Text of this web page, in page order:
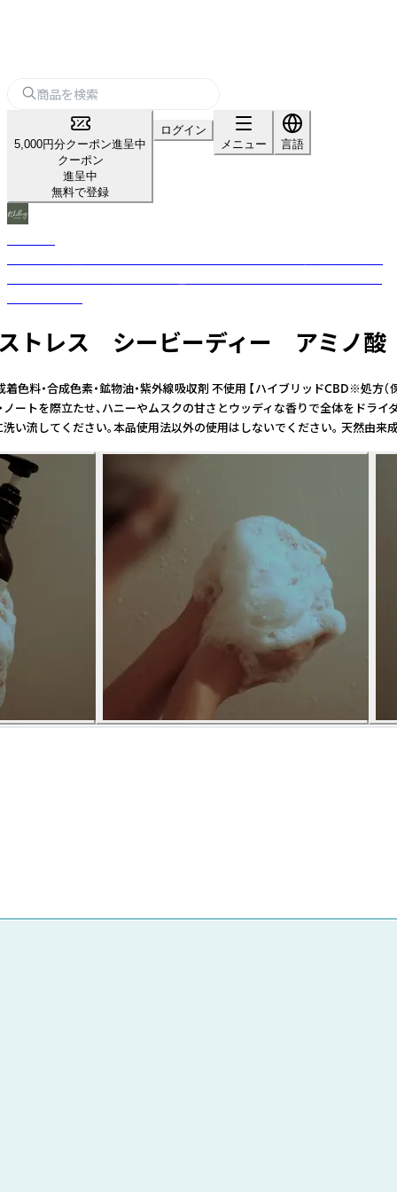
5,000円分クーポン進呈中
クーポン
進呈中
無料で登録
ログイン
メニュー
言語
トレス シービーディー アミノ
合成色素・鉱物油・紫外線吸収剤 不使用 【ハイブリッドCBD※
せ、ハニーやムスクの甘さとウッディな香りで全体をドライ
てください。本品使用法以外の使用はしないでください。 天然